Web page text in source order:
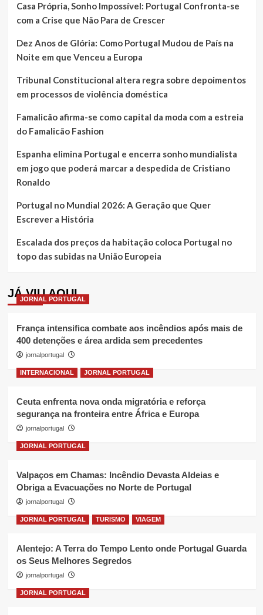
Casa Própria, Sonho Impossível: Portugal Confronta-se
com a Crise que Não Para de Crescer
Dez Anos de Glória: Como Portugal Mudou de País na
Noite em que Venceu a Europa
Tribunal Constitucional altera regra sobre depoimentos
em processos de violência doméstica
Famalicão afirma-se como capital da moda com a estreia
do Famalicão Fashion
Espanha elimina Portugal e encerra sonho mundialista
em jogo que poderá marcar a despedida de Cristiano
Ronaldo
Portugal no Mundial 2026: A Geração que Quer
Escrever a História
Escalada dos preços da habitação coloca Portugal no
topo das subidas na União Europeia
JÁ VIU AQUI
JORNAL PORTUGAL
França intensifica combate aos incêndios após mais de
400 detenções e área ardida sem precedentes
jornalportugal
INTERNACIONAL JORNAL PORTUGAL
Ceuta enfrenta nova onda migratória e reforça
segurança na fronteira entre África e Europa
jornalportugal
JORNAL PORTUGAL
Valpaços em Chamas: Incêndio Devasta Aldeias e
Obriga a Evacuações no Norte de Portugal
jornalportugal
JORNAL PORTUGAL TURISMO VIAGEM
Alentejo: A Terra do Tempo Lento onde Portugal Guarda
os Seus Melhores Segredos
jornalportugal
JORNAL PORTUGAL